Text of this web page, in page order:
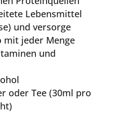
Lebensmittel
und versorge
mit jeder Menge
und
oder Tee (30ml pro